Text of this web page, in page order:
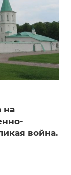
на
война.